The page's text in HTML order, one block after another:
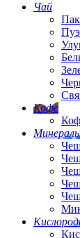
Чай
Кофе